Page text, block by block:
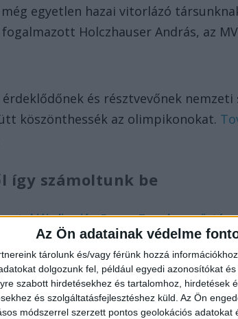
Az Ön adatainak védelme
tárolunk és/vagy férünk hozzá
dolgozunk fel, például egyedi azonosítókat
szabott hirdetésekhez és tartalomhoz, hirdetések
és szolgáltatásfejlesztéshez küld. Az Ön
módszerrel szerzett pontos geolokációs adatokat
egyetlen hazai vitorlázó
Holczhauser András, az
és résztvevőnek
köszönthessék az olimpikonokat.
így számoltunk be
tokiói olimpián, Berecz Zsombor